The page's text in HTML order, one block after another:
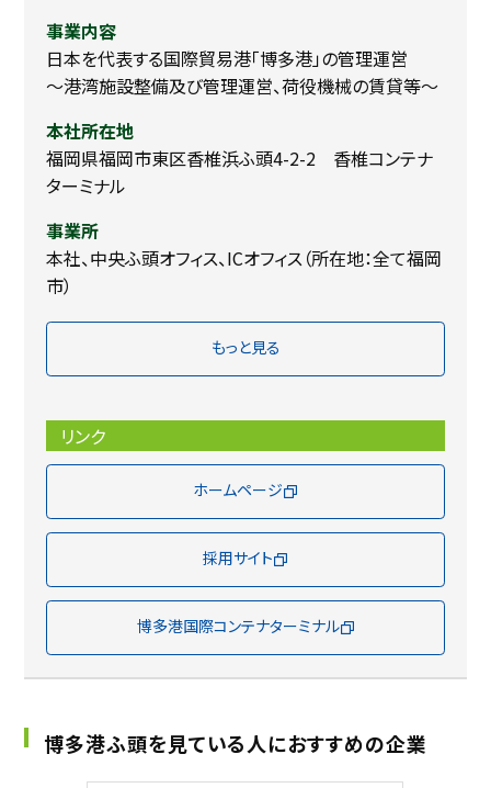
事業内容
日本を代表する国際貿易港「博多港」の管理運営
～港湾施設整備及び管理運営、荷役機械の賃貸等～
本社所在地
福岡県福岡市東区香椎浜ふ頭4-2-2 香椎コンテナ
ターミナル
事業所
本社、中央ふ頭オフィス、ICオフィス（所在地：全て福岡
市）
もっと見る
リンク
ホームページ
採用サイト
博多港国際コンテナターミナル
博多港ふ頭を見ている人におすすめの企業